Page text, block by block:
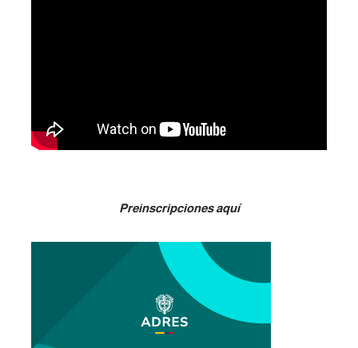
Preinscripciones aquí